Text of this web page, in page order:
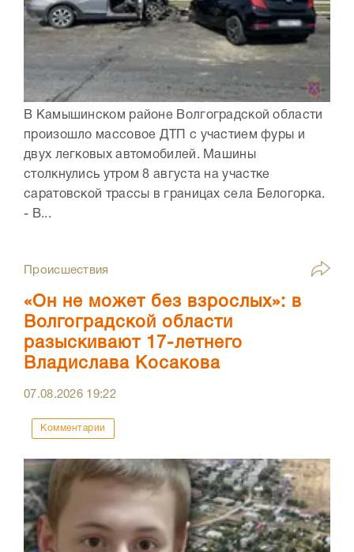
В Камышинском районе Волгоградской области
произошло массовое ДТП с участием фуры и
двух легковых автомобилей. Машины
столкнулись утром 8 августа на участке
саратовской трассы в границах села Белогорка.
- В...
Происшествия
«Он не может без взрослых»: в
Волгоградской области
разыскивают 17-летнего
Владислава Косакова
07.08.2026 19:22
Комментарии